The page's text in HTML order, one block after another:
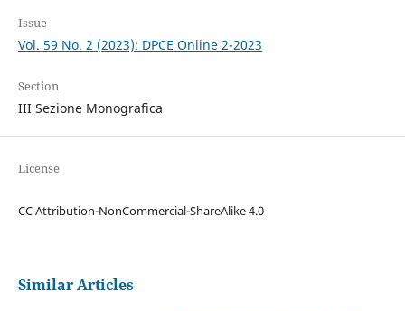
Issue
Vol. 59 No. 2 (2023): DPCE Online 2-2023
Section
III Sezione Monografica
License
CC Attribution-NonCommercial-ShareAlike 4.0
Similar Articles